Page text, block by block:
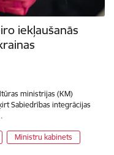
iekļaušanās
ministrijas (KM)
Sabiedrības integrācijas
Ministru kabinets